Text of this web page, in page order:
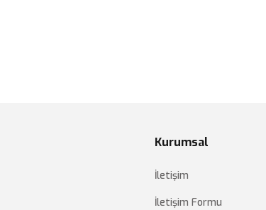
Kurumsal
İletişim
İletişim Formu